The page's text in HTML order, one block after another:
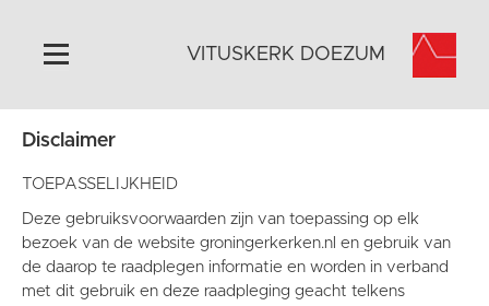
Home
Algemeen
Historie
Omgeving
Activiteiten
VITUSKERK DOEZUM
Disclaimer
TOEPASSELIJKHEID
Deze gebruiksvoorwaarden zijn van toepassing op elk
bezoek van de website groningerkerken.nl en gebruik van
de daarop te raadplegen informatie en worden in verband
met dit gebruik en deze raadpleging geacht telkens